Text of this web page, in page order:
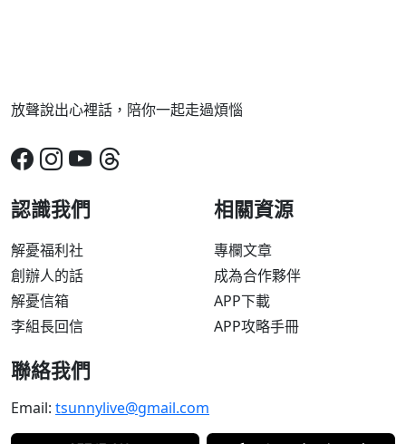
放聲說出心裡話，陪你一起走過煩惱
認識我們
解憂福利社
創辦人的話
解憂信箱
李組長回信
相關資源
專欄文章
成為合作夥伴
APP下載
APP攻略手冊
聯絡我們
Email: tsunnylive@gmail.com